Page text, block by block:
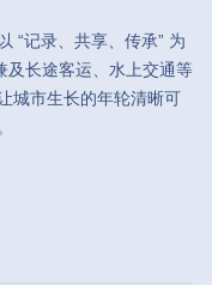
“记录、共享、传承” 为
及长途客运、水上交通等
城市生长的年轮清晰可